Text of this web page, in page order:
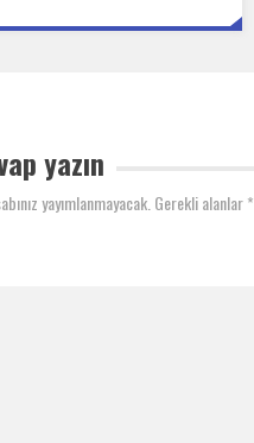
yazın
yayımlanmayacak. Gerekli alanlar*